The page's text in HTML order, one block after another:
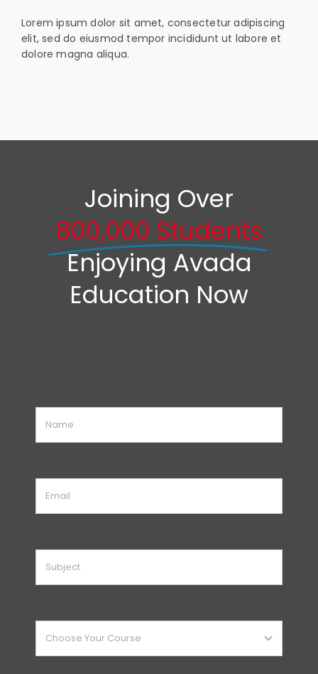
Lorem ipsum dolor sit amet, consectetur adipiscing
elit, sed do eiusmod tempor incididunt ut labore et
dolore magna aliqua.
Joining Over
800,000 Students
Enjoying Avada
Education Now